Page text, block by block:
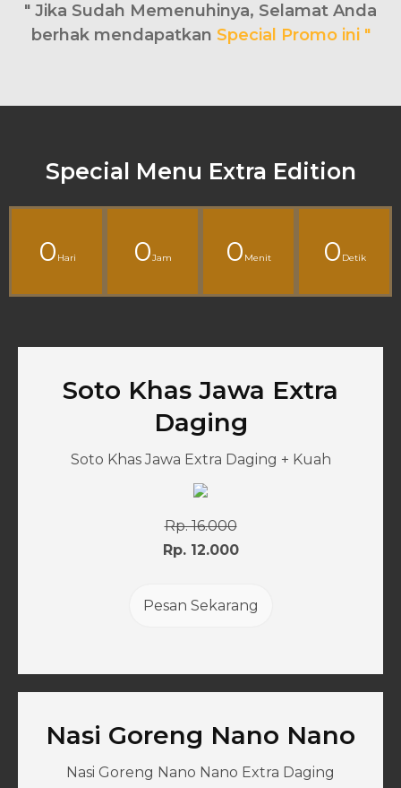
" Jika Sudah Memenuhinya, Selamat Anda
berhak mendapatkan Special Promo ini "
Special Menu Extra Edition
0 Hari 0Jam 0 Menit 0 Detik
Soto Khas Jawa Extra
Daging
Soto Khas Jawa Extra Daging + Kuah
Rp. 16.000
Rp. 12.000
Pesan Sekarang
Nasi Goreng Nano Nano
Nasi Goreng Nano Nano Extra Daging